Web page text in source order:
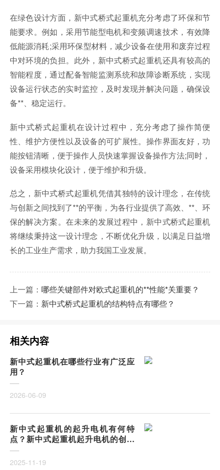
在绿色设计方面，新中式桥式起重机充分考虑了环保和节
能要求。例如，采用节能型电机和变频调速技术，有效降
低能源消耗;采用环保型材料，减少设备在使用和废弃过程
中对环境的负担。此外，新中式桥式起重机还具有较高的
智能程度，通过配备智能监测系统和故障诊断系统，实现
设备运行状态的实时监控，及时发现并解决问题，确保设
备**、稳定运行。
新中式桥式起重机在设计过程中，充分考虑了操作简便
性、维护方便性以及设备的可扩展性。操作界面友好，功
能按钮清晰，便于操作人员快速掌握设备操作方法;同时，
设备采用模块化设计，便于维护和升级。
总之，新中式桥式起重机凭借其独特的设计理念，在传统
与创新之间找到了**的平衡，为各行业提供了高效、**、环
保的解决方案。在未来的发展过程中，新中式桥式起重机
将继续秉持这一设计理念，不断优化升级，以满足日益增
长的工业生产需求，助力我国工业发展。
上一篇： 哪些关键部件对欧式起重机的**性能*关重要？
下一篇： 新中式桥式起重机的结构特点有哪些？
相关内容
新中式起重机在哪些行业有广泛应
用？
2026-06-09
新中式起重机的起升电机有何特
点？新中式起重机起升电机的创新
与优势
2025-11-19